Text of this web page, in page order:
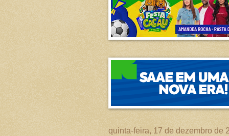
quinta-feira, 17 de dezembro de